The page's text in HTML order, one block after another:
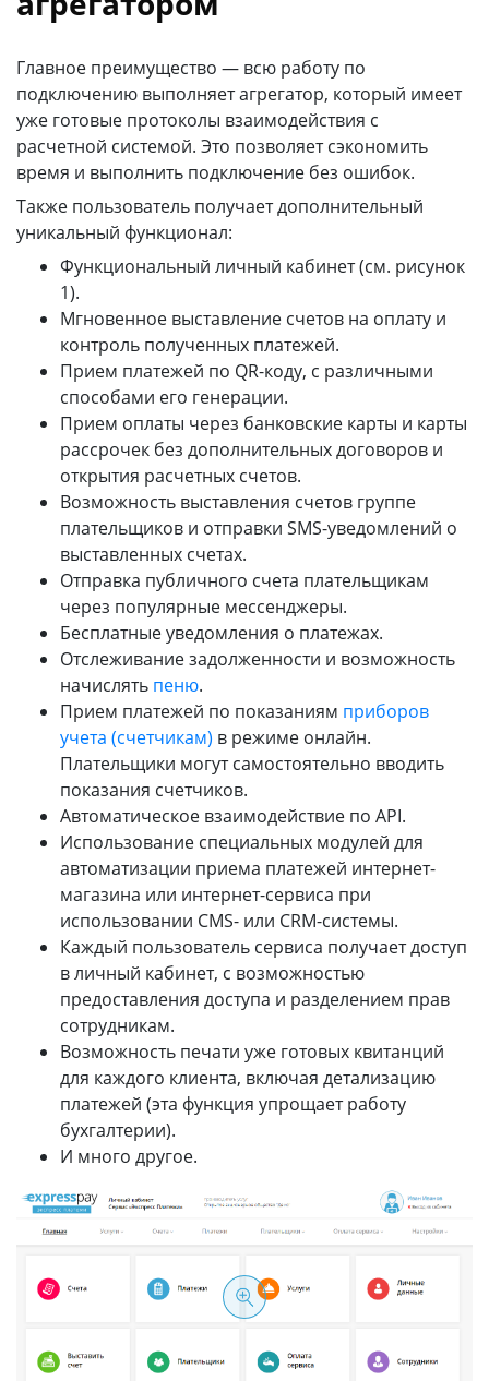
Главное преимущество — всю работу по
подключению выполняет агрегатор, который имеет
уже готовые протоколы взаимодействия с
расчетной системой. Это позволяет сэкономить
время и выполнить подключение без ошибок.
Также пользователь получает дополнительный
уникальный функционал:
Функциональный личный кабинет (см. рисунок
1).
Мгновенное выставление счетов на оплату и
контроль полученных платежей.
Прием платежей по QR-коду, с различными
способами его генерации.
Прием оплаты через банковские карты и карты
рассрочек без дополнительных договоров и
открытия расчетных счетов.
Возможность выставления счетов группе
плательщиков и отправки SMS-уведомлений о
выставленных счетах.
Отправка публичного счета плательщикам
через популярные мессенджеры.
Бесплатные уведомления о платежах.
Отслеживание задолженности и возможность
начислять пеню.
Прием платежей по показаниям приборов
учета (счетчикам) в режиме онлайн.
Плательщики могут самостоятельно вводить
показания счетчиков.
Автоматическое взаимодействие по API.
Использование специальных модулей для
автоматизации приема платежей интернет-
магазина или интернет-сервиса при
использовании CMS- или CRM-системы.
Каждый пользователь сервиса получает доступ
в личный кабинет, с возможностью
предоставления доступа и разделением прав
сотрудникам.
Возможность печати уже готовых квитанций
для каждого клиента, включая детализацию
платежей (эта функция упрощает работу
бухгалтерии).
И много другое.